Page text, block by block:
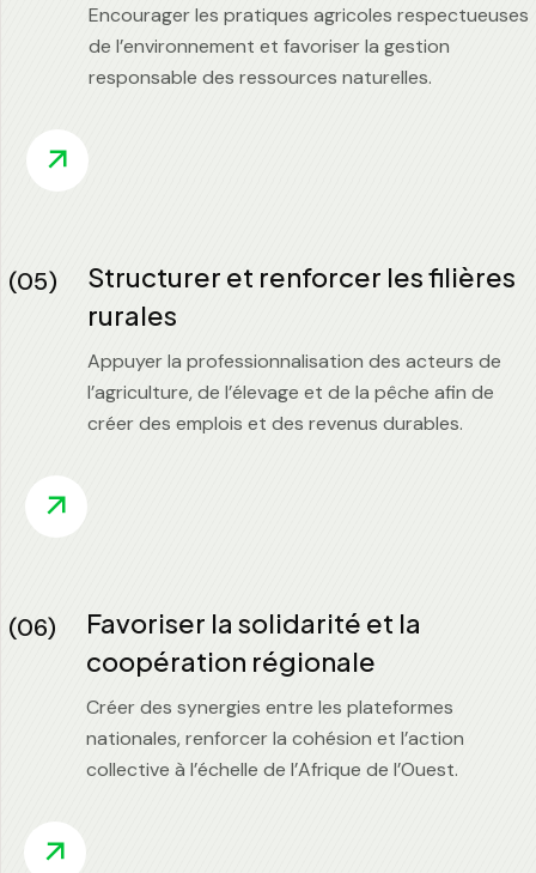
Encourager les pratiques agricoles respectueuses
de l’environnement et favoriser la gestion
responsable des ressources naturelles.
(05)
Structurer et renforcer les filières
rurales
Appuyer la professionnalisation des acteurs de
l’agriculture, de l’élevage et de la pêche afin de
créer des emplois et des revenus durables.
(06)
Favoriser la solidarité et la
coopération régionale
Créer des synergies entre les plateformes
nationales, renforcer la cohésion et l’action
collective à l’échelle de l’Afrique de l’Ouest.